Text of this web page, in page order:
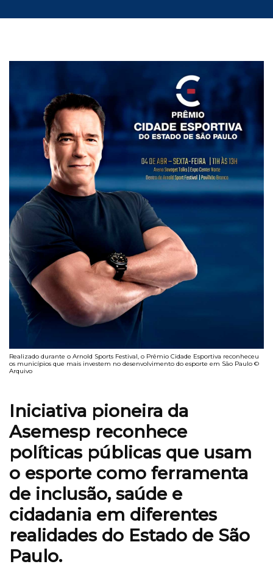
Realizado durante o Arnold Sports Festival, o Prêmio Cidade Esportiva reconheceu
os municípios que mais investem no desenvolvimento do esporte em São Paulo ©
Arquivo
Iniciativa pioneira da
Asemesp reconhece
políticas públicas que usam
o esporte como ferramenta
de inclusão, saúde e
cidadania em diferentes
realidades do Estado de São
Paulo.